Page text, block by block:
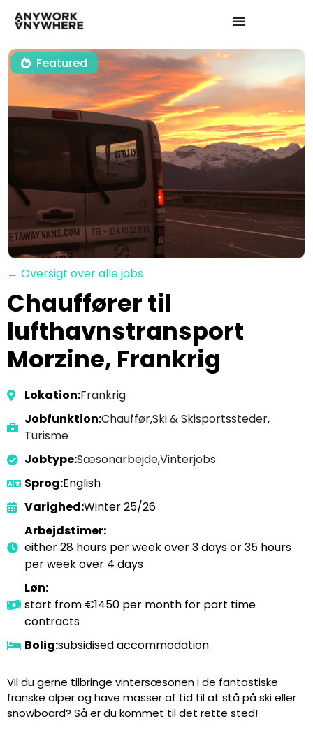
Featured
← Oversigt over alle jobs
Chauffører til
lufthavnstransport
Morzine, Frankrig
Lokation:Frankrig
Jobfunktion:Chauffør,Ski & Skisportssteder,
Turisme
Jobtype:Sæsonarbejde,Vinterjobs
Sprog:English
Varighed:Winter 25/26
Arbejdstimer:
either 28 hours per week over 3 days or 35 hours
per week over 4 days
Løn:
start from €1450 per month for part time
contracts
Bolig:subsidised accommodation
Vil du gerne tilbringe vintersæsonen i de fantastiske
franske alper og have masser af tid til at stå på ski eller
snowboard? Så er du kommet til det rette sted!